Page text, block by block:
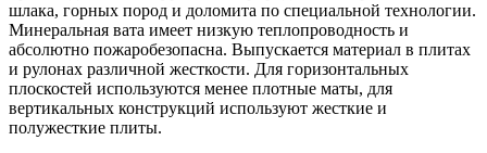
шлака, горных пород и доломита по специальной технологии.
Минеральная вата имеет низкую теплопроводность и
абсолютно пожаробезопасна. Выпускается материал в плитах
и рулонах различной жесткости. Для горизонтальных
плоскостей используются менее плотные маты, для
вертикальных конструкций используют жесткие и
полужесткие плиты.